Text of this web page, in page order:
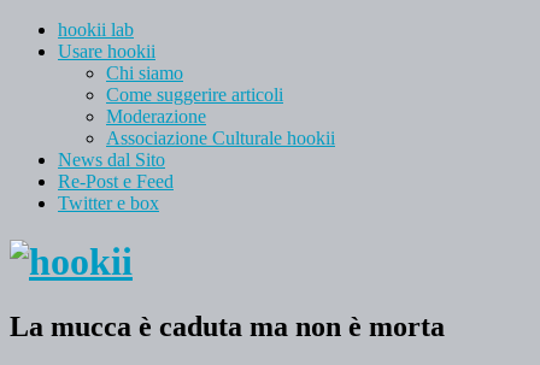
hookii lab
Usare hookii
Chi siamo
Come suggerire articoli
Moderazione
Associazione Culturale hookii
News dal Sito
Re-Post e Feed
Twitter e box
La mucca è caduta ma non è morta